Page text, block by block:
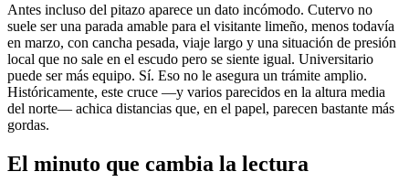
Antes incluso del pitazo aparece un dato incómodo. Cutervo no
suele ser una parada amable para el visitante limeño, menos todavía
en marzo, con cancha pesada, viaje largo y una situación de presión
local que no sale en el escudo pero se siente igual. Universitario
puede ser más equipo. Sí. Eso no le asegura un trámite amplio.
Históricamente, este cruce —y varios parecidos en la altura media
del norte— achica distancias que, en el papel, parecen bastante más
gordas.
El minuto que cambia la lectura